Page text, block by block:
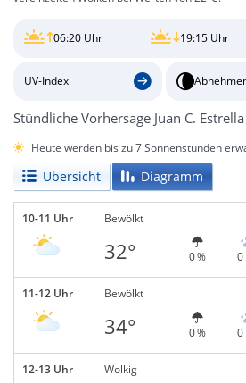
06:20 Uhr 19:15 Uhr
UV-Index
Stündliche Vorhersage Juan C. Estrella
Heute werden bis zu 7 Sonnenstunden
Übersicht Diagramm
10-11 Uhr Bewölkt
32° 0 % 0
11-12 Uhr Bewölkt
34° 0 % 0
12-13 Uhr Wolkig